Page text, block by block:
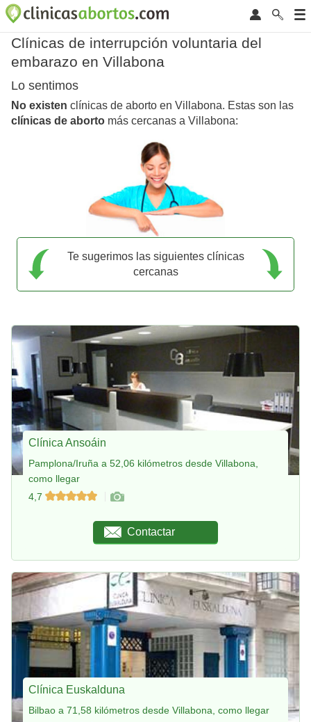
Clínicas de interrupción voluntaria del
embarazo en Villabona
Lo sentimos
No existen clínicas de aborto en Villabona. Estas son las
clínicas de aborto más cercanas a Villabona:
Te sugerimos las siguientes clínicas
cercanas
Clínica Ansoáin
Pamplona/Iruña a 52,06 kilómetros desde Villabona,
como llegar
4,7
Contactar
Clínica Euskalduna
Bilbao a 71,58 kilómetros desde Villabona, como llegar